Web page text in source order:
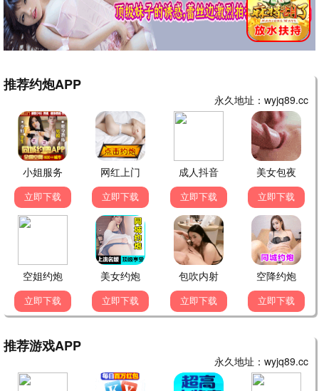
爆笑特工
喜剧
高清HD | 112分钟
热播剧集